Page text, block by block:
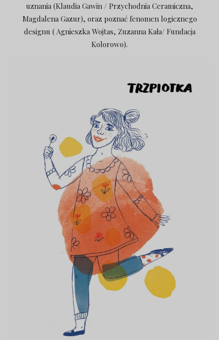
uznania (Klaudia Gawin / Przychodnia Ceramiczna,
Magdalena Gazur), oraz poznać fenomen logicznego
designu ( Agnieszka Wojtas, Zuzanna Kała/ Fundacja
Kolorowo).